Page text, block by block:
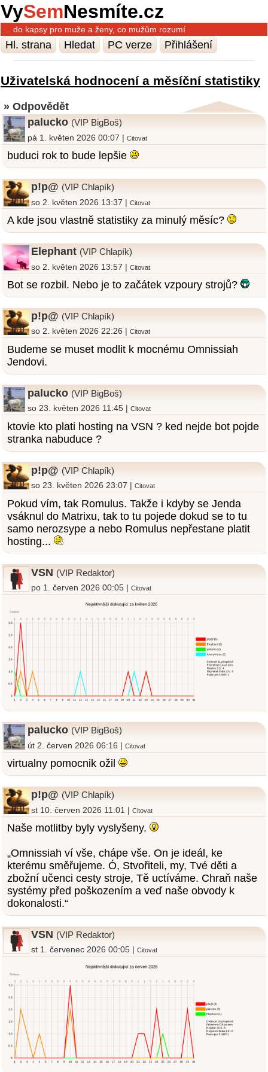
VySemNesmíte.cz
… do kapsy pro muže a ženy, co mužům rozumí
Hl. strana Hledat PC verze Přihlášení
Uživatelská hodnocení a měsíční statistiky
» Odpovědět
palucko (VIP BigBoš)
pá 1. květen 2026 00:07 | Citovat
buduci rok to bude lepšie
p!p@ (VIP Chlapík)
so 2. květen 2026 13:37 |Citovat
A kde jsou vlastně statistiky za minulý měsíc?
Elephant (VIP Chlapík)
so 2. květen 2026 13:57 |Citovat
Bot se rozbil. Nebo je to začátek vzpoury strojů?
p!p@ (VIP Chlapík)
so 2. květen 2026 22:26 |Citovat
Budeme se muset modlit k mocnému Omnissiah
Jendovi.
palucko (VIP BigBoš)
so 23. květen 2026 11:45 | Citovat
ktovie kto plati hosting na VSN ? ked nejde bot pojde
stranka nabuduce ?
p!p@ (VIP Chlapík)
so 23. květen 2026 23:07 |Citovat
Pokud vím, tak Romulus. Takže i kdyby se Jenda
vsáknul do Matrixu, tak to tu pojede dokud se to tu
samo nerozsype a nebo Romulus nepřestane platit
hosting...
VSN (VIP Redaktor)
po 1. červen 2026 00:05 |Citovat
palucko (VIP BigBoš)
út 2. červen 2026 06:16 | Citovat
virtualny pomocnik ožil
p!p@ (VIP Chlapík)
st 10. červen 2026 11:01 |Citovat
Naše motlitby byly vyslyšeny.
„Omnissiah ví vše, chápe vše. On je ideál, ke
kterému směřujeme. Ó, Stvořiteli, my, Tvé děti a
zbožní učenci cesty stroje, Tě uctíváme. Chraň naše
systémy před poškozením a veď naše obvody k
dokonalosti.“
VSN (VIP Redaktor)
st 1. červenec 2026 00:05 |Citovat